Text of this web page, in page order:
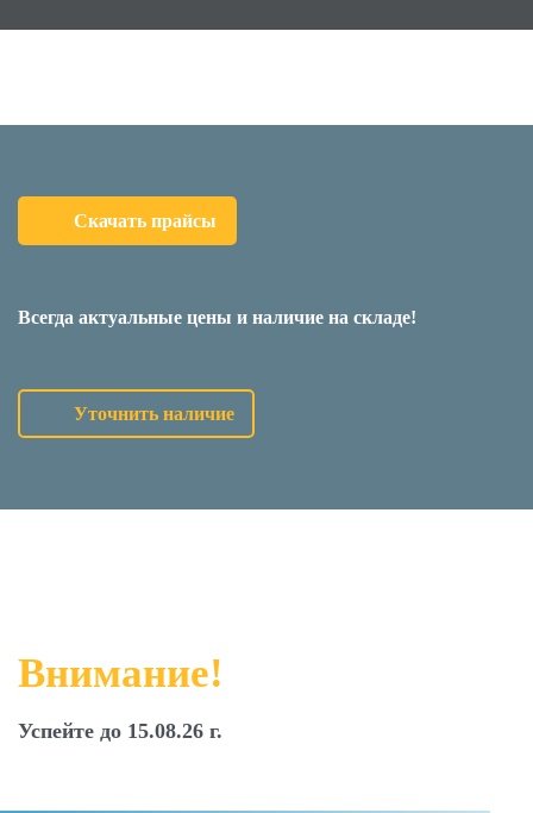
Скачать прайсы
Всегда актуальные цены и наличие на складе!
Уточнить наличие
Внимание!
Успейте до 15.08.26 г.